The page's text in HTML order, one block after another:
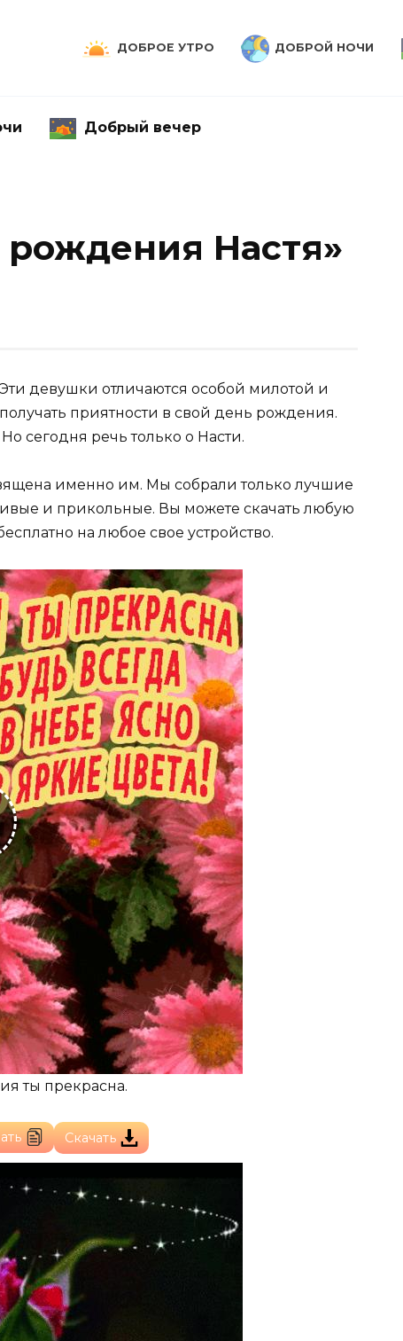
ДОБРОЕ УТРО ДОБРОЙ НОЧИ
Добрый вечер
Настя»
девушки отличаются особой милотой и
приятности в свой день рождения.
сегодня речь только о Насти.
именно им. Мы собрали только лучшие
и прикольные. Вы можете скачать любую
на любое свое устройство.
ты прекрасна.
Скачать